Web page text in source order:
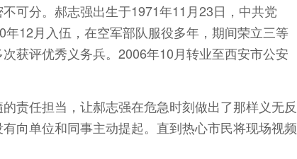
可分。郝志强出生于1971年11月23日，中共党
12月入伍，在空军部队服役多年，期间荣立三等
获评优秀义务兵。2006年10月转业至西安市公安
责任担当，让郝志强在危急时刻做出了那样义无反
向单位和同事主动提起。直到热心市民将现场视频